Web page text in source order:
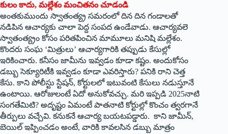
కులం కాదు, మల్లేశం మంచితనం చూడండి
అంతకుముందు స్వాతంత్య్ర సమరంలో దిన దిన గండాలతో
నడిపిన ఆచార్యకు చాలా పెద్ద సంపద ఉండేవాడు. ఆచార్యవలె
స్వాతంత్య్రం కోసం పరితపించిన మామూలు మనిషి మల్లేశం.
కొందరు సంఘ ‘మిత్రులు’ ఆచార్యగారికి తప్పుడు కేసుల్లో
ఇరికించారు. కనీసం జామీను ఇవ్వడం కూడా కష్టం. అందుకోసం
డబ్బు సెక్యూరిటీకి ఇవ్వడం కూడా ఎవరిస్తారు? పనికి రాని చెత్త
కేసు. కాని పోలీస్టు స్టేషన్‌, ‌కోర్టులలో ఇటువంటి కేసులు నడుస్తూనే
ఉంటాయి. ఆరోజులంటే ఏదో అనుకోవచ్చు. మరి ఇప్పడి 2025నాటి
సంగతేమిటి? అదృష్టం ఏమంటే పాతనాటి కోర్టుల్లో కొంచం త్వరగానే
తీర్పులు వచ్చేవి. కనుకనే ఆచార్య బయటపడ్డారు. కాని జామీన్‌,
‌బెయిల్‌ ఇప్పించడం అంటే, వారికి కావలసిన డబ్బు మాత్రం